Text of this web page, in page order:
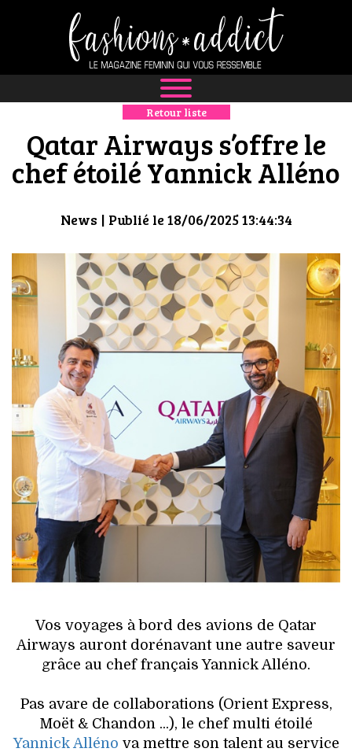
NEWS
MODE
BOUTIQUE
CULTURE
HIGH TECH
MAISON
LIEUX TENDANCES
BEAUTÉ
MODE DE RUE
HISTOIRE DES MARQUES
DÉCO
VOYAGES & LOISIRS
Retour liste
Qatar Airways s’offre le
chef étoilé Yannick Alléno
News | Publié le 18/06/2025 13:44:34
Vos voyages à bord des avions de Qatar
Airways auront dorénavant une autre saveur
grâce au chef français Yannick Alléno.
Pas avare de collaborations (Orient Express,
Moët & Chandon ...), le chef multi étoilé
Yannick Alléno va mettre son talent au service